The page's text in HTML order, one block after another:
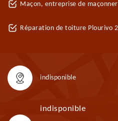
Maçon, entreprise de
Réparation de toiture Plourivo
indisponible
indisponible